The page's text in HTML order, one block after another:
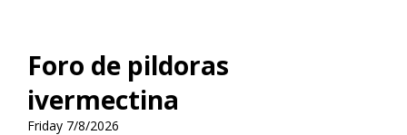
Foro de pildoras
ivermectina
Friday 7/8/2026